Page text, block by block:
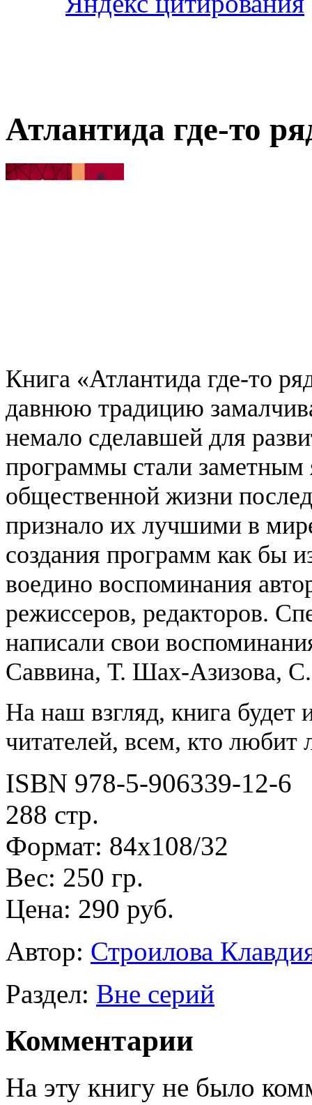
Атлантида где-то
Книга «Атлантида где-то
давнюю традицию
немало сделавшей для
программы стали заметным
общественной жизни
признало их лучшими в
создания программ как бы
воедино воспоминания
режиссеров, редакторов.
написали свои
Саввина, Т. Шах-Азизова,
На наш взгляд, книга будет
читателей, всем, кто любит
ISBN 978-5-906339-12-6
288 стр.
Формат: 84х108/32
Вес: 250 гр.
Цена: 290 руб.
Автор: Строилова
Раздел: Вне серий
Комментарии
На эту книгу не было